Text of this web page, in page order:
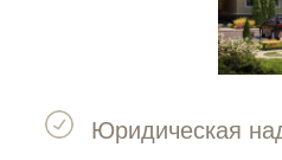
Юридическая